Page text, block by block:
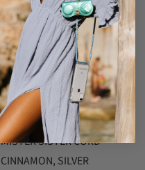
Kascha-C
MISTER SISTER CORD
CINNAMON, SILVER